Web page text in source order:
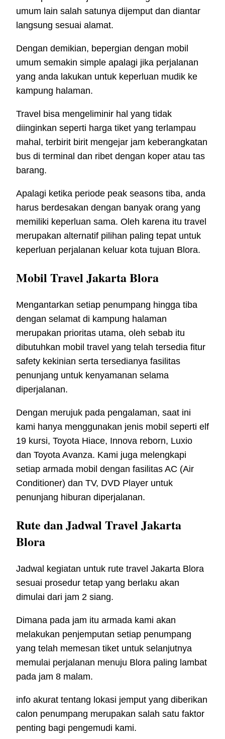
umum lain salah satunya dijemput dan diantar
langsung sesuai alamat.
Dengan demikian, bepergian dengan mobil
umum semakin simple apalagi jika perjalanan
yang anda lakukan untuk keperluan mudik ke
kampung halaman.
Travel bisa mengeliminir hal yang tidak
diinginkan seperti harga tiket yang terlampau
mahal, terbirit birit mengejar jam keberangkatan
bus di terminal dan ribet dengan koper atau tas
barang.
Apalagi ketika periode peak seasons tiba, anda
harus berdesakan dengan banyak orang yang
memiliki keperluan sama. Oleh karena itu travel
merupakan alternatif pilihan paling tepat untuk
keperluan perjalanan keluar kota tujuan Blora.
Mobil Travel Jakarta Blora
Mengantarkan setiap penumpang hingga tiba
dengan selamat di kampung halaman
merupakan prioritas utama, oleh sebab itu
dibutuhkan mobil travel yang telah tersedia fitur
safety kekinian serta tersedianya fasilitas
penunjang untuk kenyamanan selama
diperjalanan.
Dengan merujuk pada pengalaman, saat ini
kami hanya menggunakan jenis mobil seperti elf
19 kursi, Toyota Hiace, Innova reborn, Luxio
dan Toyota Avanza. Kami juga melengkapi
setiap armada mobil dengan fasilitas AC (Air
Conditioner) dan TV, DVD Player untuk
penunjang hiburan diperjalanan.
Rute dan Jadwal Travel Jakarta
Blora
Jadwal kegiatan untuk rute travel Jakarta Blora
sesuai prosedur tetap yang berlaku akan
dimulai dari jam 2 siang.
Dimana pada jam itu armada kami akan
melakukan penjemputan setiap penumpang
yang telah memesan tiket untuk selanjutnya
memulai perjalanan menuju Blora paling lambat
pada jam 8 malam.
info akurat tentang lokasi jemput yang diberikan
calon penumpang merupakan salah satu faktor
penting bagi pengemudi kami.